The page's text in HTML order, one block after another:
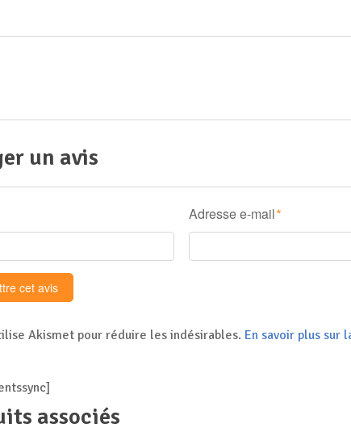
un avis
Adresse e-mail *
Akismet pour réduire les indésirables. En savoir plus sur
associés